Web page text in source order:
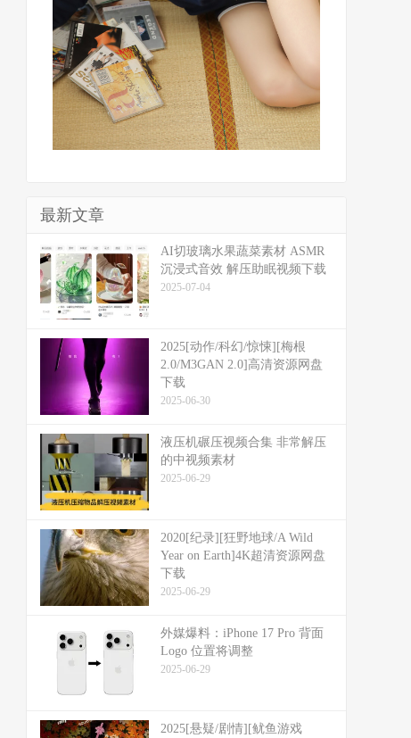
最新文章
​​AI切玻璃水果蔬菜素材 ASMR
沉浸式音效 解压助眠视频下载
2025-07-04
2025[动作/科幻/惊悚][梅根
2.0/M3GAN 2.0]高清资源网盘
下载
2025-06-30
液压机碾压视频合集 非常解压
的中视频素材
2025-06-29
2020[纪录][狂野地球/A Wild
Year on Earth]4K超清资源网盘
下载
2025-06-29
外媒爆料：​​iPhone 17 Pro 背面
Logo 位置将调整​​
2025-06-29
2025[悬疑/剧情][鱿鱼游戏